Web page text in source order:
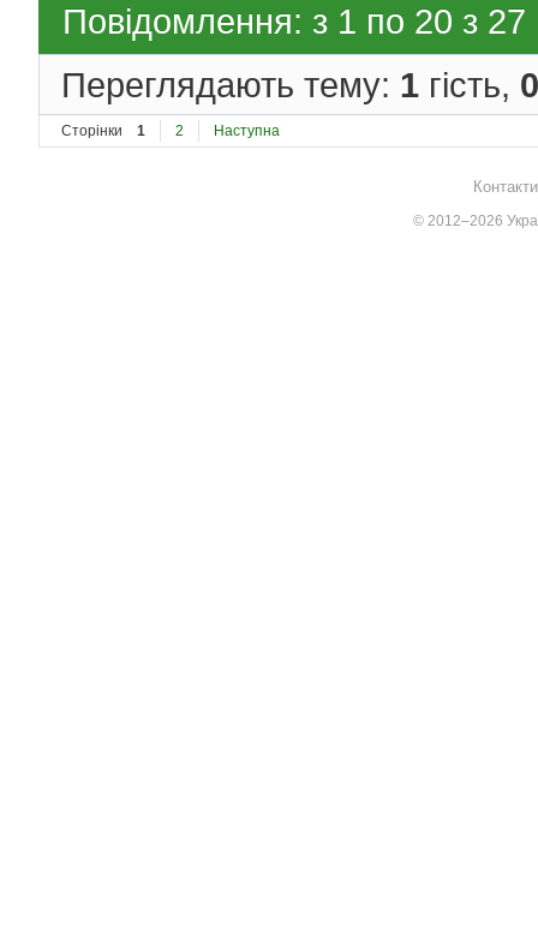
Повідомлення: з 1 по 20 з 27
Переглядають тему: 1 гість, 0
Сторінки 1 2 Наступна
© 2012–2026